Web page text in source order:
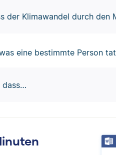
der Klimawandel durch den
eine bestimmte Person
dass…